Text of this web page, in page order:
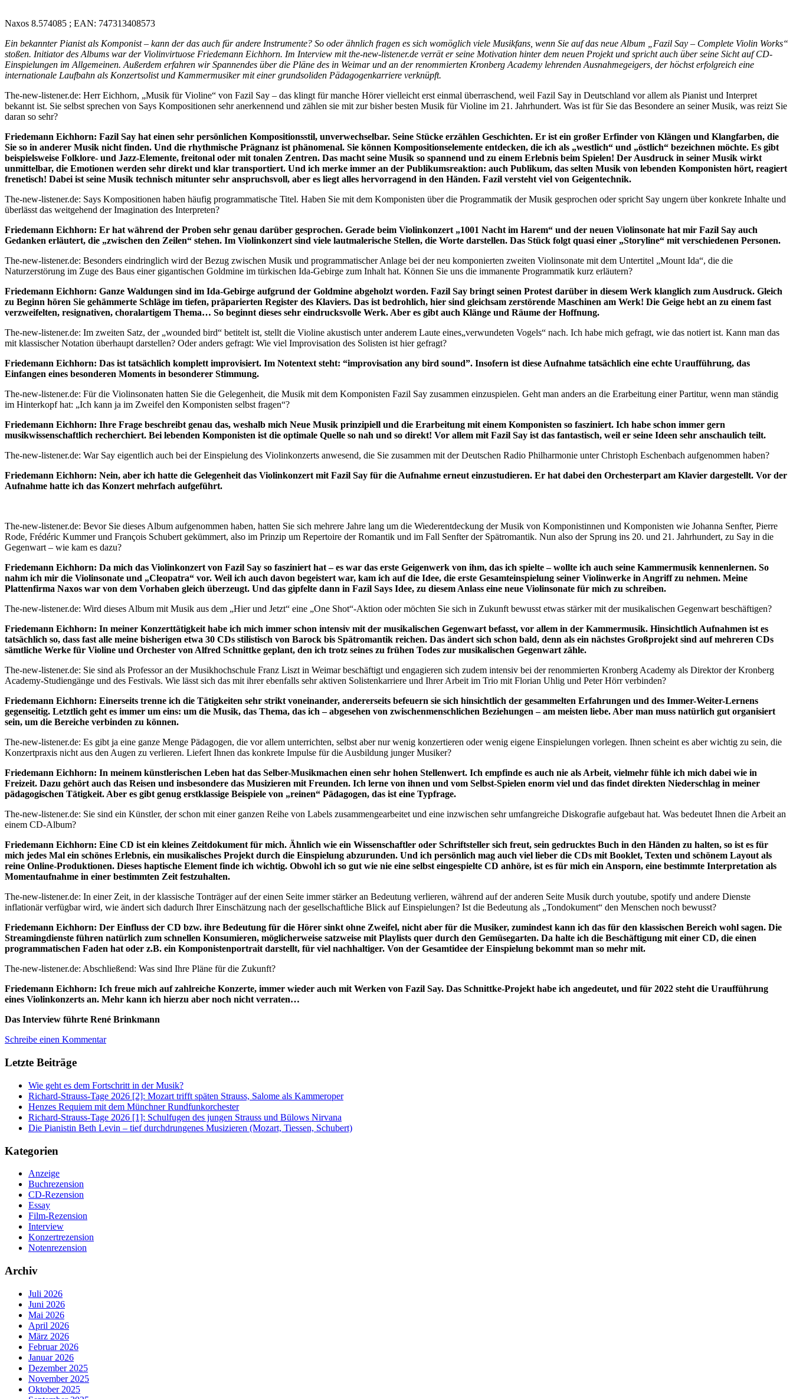
Naxos 8.574085 ; EAN: 747313408573
Ein bekannter Pianist als Komponist – kann der das auch für andere Instrumente? So oder ähnlich fragen es sich womöglich viele Musikfans, wenn Sie auf das neue Album „Fazil Say – Complete Violin Works“
stoßen. Initiator des Albums war der Violinvirtuose Friedemann Eichhorn. Im Interview mit the-new-listener.de verrät er seine Motivation hinter dem neuen Projekt und spricht auch über seine Sicht auf CD-
Einspielungen im Allgemeinen. Außerdem erfahren wir Spannendes über die Pläne des in Weimar und an der renommierten Kronberg Academy lehrenden Ausnahmegeigers, der höchst erfolgreich eine
internationale Laufbahn als Konzertsolist und Kammermusiker mit einer grundsoliden Pädagogenkarriere verknüpft.
The-new-listener.de: Herr Eichhorn, „Musik für Violine“ von Fazil Say – das klingt für manche Hörer vielleicht erst einmal überraschend, weil Fazil Say in Deutschland vor allem als Pianist und Interpret
bekannt ist. Sie selbst sprechen von Says Kompositionen sehr anerkennend und zählen sie mit zur bisher besten Musik für Violine im 21. Jahrhundert. Was ist für Sie das Besondere an seiner Musik, was reizt Sie
daran so sehr?
Friedemann Eichhorn: Fazil Say hat einen sehr persönlichen Kompositionsstil, unverwechselbar. Seine Stücke erzählen Geschichten. Er ist ein großer Erfinder von Klängen und Klangfarben, die
Sie so in anderer Musik nicht finden. Und die rhythmische Prägnanz ist phänomenal. Sie können Kompositionselemente entdecken, die ich als „westlich“ und „östlich“ bezeichnen möchte. Es gibt
beispielsweise Folklore- und Jazz-Elemente, freitonal oder mit tonalen Zentren. Das macht seine Musik so spannend und zu einem Erlebnis beim Spielen! Der Ausdruck in seiner Musik wirkt
unmittelbar, die Emotionen werden sehr direkt und klar transportiert. Und ich merke immer an der Publikumsreaktion: auch Publikum, das selten Musik von lebenden Komponisten hört, reagiert
frenetisch! Dabei ist seine Musik technisch mitunter sehr anspruchsvoll, aber es liegt alles hervorragend in den Händen. Fazil versteht viel von Geigentechnik.
The-new-listener.de: Says Kompositionen haben häufig programmatische Titel. Haben Sie mit dem Komponisten über die Programmatik der Musik gesprochen oder spricht Say ungern über konkrete Inhalte und
überlässt das weitgehend der Imagination des Interpreten?
Friedemann Eichhorn: Er hat während der Proben sehr genau darüber gesprochen. Gerade beim Violinkonzert „1001 Nacht im Harem“ und der neuen Violinsonate hat mir Fazil Say auch
Gedanken erläutert, die „zwischen den Zeilen“ stehen. Im Violinkonzert sind viele lautmalerische Stellen, die Worte darstellen. Das Stück folgt quasi einer „Storyline“ mit verschiedenen Personen.
The-new-listener.de: Besonders eindringlich wird der Bezug zwischen Musik und programmatischer Anlage bei der neu komponierten zweiten Violinsonate mit dem Untertitel „Mount Ida“, die die
Naturzerstörung im Zuge des Baus einer gigantischen Goldmine im türkischen Ida-Gebirge zum Inhalt hat. Können Sie uns die immanente Programmatik kurz erläutern?
Friedemann Eichhorn: Ganze Waldungen sind im Ida-Gebirge aufgrund der Goldmine abgeholzt worden. Fazil Say bringt seinen Protest darüber in diesem Werk klanglich zum Ausdruck. Gleich
zu Beginn hören Sie gehämmerte Schläge im tiefen, präparierten Register des Klaviers. Das ist bedrohlich, hier sind gleichsam zerstörende Maschinen am Werk! Die Geige hebt an zu einem fast
verzweifelten, resignativen, choralartigem Thema… So beginnt dieses sehr eindrucksvolle Werk. Aber es gibt auch Klänge und Räume der Hoffnung.
The-new-listener.de: Im zweiten Satz, der „wounded bird“ betitelt ist, stellt die Violine akustisch unter anderem Laute eines„verwundeten Vogels“ nach. Ich habe mich gefragt, wie das notiert ist. Kann man das
mit klassischer Notation überhaupt darstellen? Oder anders gefragt: Wie viel Improvisation des Solisten ist hier gefragt?
Friedemann Eichhorn: Das ist tatsächlich komplett improvisiert. Im Notentext steht: “improvisation any bird sound”. Insofern ist diese Aufnahme tatsächlich eine echte Uraufführung, das
Einfangen eines besonderen Moments in besonderer Stimmung.
The-new-listener.de: Für die Violinsonaten hatten Sie die Gelegenheit, die Musik mit dem Komponisten Fazil Say zusammen einzuspielen. Geht man anders an die Erarbeitung einer Partitur, wenn man ständig
im Hinterkopf hat: „Ich kann ja im Zweifel den Komponisten selbst fragen“?
Friedemann Eichhorn: Ihre Frage beschreibt genau das, weshalb mich Neue Musik prinzipiell und die Erarbeitung mit einem Komponisten so fasziniert. Ich habe schon immer gern
musikwissenschaftlich recherchiert. Bei lebenden Komponisten ist die optimale Quelle so nah und so direkt! Vor allem mit Fazil Say ist das fantastisch, weil er seine Ideen sehr anschaulich teilt.
The-new-listener.de: War Say eigentlich auch bei der Einspielung des Violinkonzerts anwesend, die Sie zusammen mit der Deutschen Radio Philharmonie unter Christoph Eschenbach aufgenommen haben?
Friedemann Eichhorn: Nein, aber ich hatte die Gelegenheit das Violinkonzert mit Fazil Say für die Aufnahme erneut einzustudieren. Er hat dabei den Orchesterpart am Klavier dargestellt. Vor der
Aufnahme hatte ich das Konzert mehrfach aufgeführt.
The-new-listener.de: Bevor Sie dieses Album aufgenommen haben, hatten Sie sich mehrere Jahre lang um die Wiederentdeckung der Musik von Komponistinnen und Komponisten wie Johanna Senfter, Pierre
Rode, Frédéric Kummer und François Schubert gekümmert, also im Prinzip um Repertoire der Romantik und im Fall Senfter der Spätromantik. Nun also der Sprung ins 20. und 21. Jahrhundert, zu Say in die
Gegenwart – wie kam es dazu?
Friedemann Eichhorn: Da mich das Violinkonzert von Fazil Say so fasziniert hat – es war das erste Geigenwerk von ihm, das ich spielte – wollte ich auch seine Kammermusik kennenlernen. So
nahm ich mir die Violinsonate und „Cleopatra“ vor. Weil ich auch davon begeistert war, kam ich auf die Idee, die erste Gesamteinspielung seiner Violinwerke in Angriff zu nehmen. Meine
Plattenfirma Naxos war von dem Vorhaben gleich überzeugt. Und das gipfelte dann in Fazil Says Idee, zu diesem Anlass eine neue Violinsonate für mich zu schreiben.
The-new-listener.de: Wird dieses Album mit Musik aus dem „Hier und Jetzt“ eine „One Shot“-Aktion oder möchten Sie sich in Zukunft bewusst etwas stärker mit der musikalischen Gegenwart beschäftigen?
Friedemann Eichhorn: In meiner Konzerttätigkeit habe ich mich immer schon intensiv mit der musikalischen Gegenwart befasst, vor allem in der Kammermusik. Hinsichtlich Aufnahmen ist es
tatsächlich so, dass fast alle meine bisherigen etwa 30 CDs stilistisch von Barock bis Spätromantik reichen. Das ändert sich schon bald, denn als ein nächstes Großprojekt sind auf mehreren CDs
sämtliche Werke für Violine und Orchester von Alfred Schnittke geplant, den ich trotz seines zu frühen Todes zur musikalischen Gegenwart zähle.
The-new-listener.de: Sie sind als Professor an der Musikhochschule Franz Liszt in Weimar beschäftigt und engagieren sich zudem intensiv bei der renommierten Kronberg Academy als Direktor der Kronberg
Academy-Studiengänge und des Festivals. Wie lässt sich das mit ihrer ebenfalls sehr aktiven Solistenkarriere und Ihrer Arbeit im Trio mit Florian Uhlig und Peter Hörr verbinden?
Friedemann Eichhorn: Einerseits trenne ich die Tätigkeiten sehr strikt voneinander, andererseits befeuern sie sich hinsichtlich der gesammelten Erfahrungen und des Immer-Weiter-Lernens
gegenseitig. Letztlich geht es immer um eins: um die Musik, das Thema, das ich – abgesehen von zwischenmenschlichen Beziehungen – am meisten liebe. Aber man muss natürlich gut organisiert
sein, um die Bereiche verbinden zu können.
The-new-listener.de: Es gibt ja eine ganze Menge Pädagogen, die vor allem unterrichten, selbst aber nur wenig konzertieren oder wenig eigene Einspielungen vorlegen. Ihnen scheint es aber wichtig zu sein, die
Konzertpraxis nicht aus den Augen zu verlieren. Liefert Ihnen das konkrete Impulse für die Ausbildung junger Musiker?
Friedemann Eichhorn: In meinem künstlerischen Leben hat das Selber-Musikmachen einen sehr hohen Stellenwert. Ich empfinde es auch nie als Arbeit, vielmehr fühle ich mich dabei wie in
Freizeit. Dazu gehört auch das Reisen und insbesondere das Musizieren mit Freunden. Ich lerne von ihnen und vom Selbst-Spielen enorm viel und das findet direkten Niederschlag in meiner
pädagogischen Tätigkeit. Aber es gibt genug erstklassige Beispiele von „reinen“ Pädagogen, das ist eine Typfrage.
The-new-listener.de: Sie sind ein Künstler, der schon mit einer ganzen Reihe von Labels zusammengearbeitet und eine inzwischen sehr umfangreiche Diskografie aufgebaut hat. Was bedeutet Ihnen die Arbeit an
einem CD-Album?
Friedemann Eichhorn: Eine CD ist ein kleines Zeitdokument für mich. Ähnlich wie ein Wissenschaftler oder Schriftsteller sich freut, sein gedrucktes Buch in den Händen zu halten, so ist es für
mich jedes Mal ein schönes Erlebnis, ein musikalisches Projekt durch die Einspielung abzurunden. Und ich persönlich mag auch viel lieber die CDs mit Booklet, Texten und schönem Layout als
reine Online-Produktionen. Dieses haptische Element finde ich wichtig. Obwohl ich so gut wie nie eine selbst eingespielte CD anhöre, ist es für mich ein Ansporn, eine bestimmte Interpretation als
Momentaufnahme in einer bestimmten Zeit festzuhalten.
The-new-listener.de: In einer Zeit, in der klassische Tonträger auf der einen Seite immer stärker an Bedeutung verlieren, während auf der anderen Seite Musik durch youtube, spotify und andere Dienste
inflationär verfügbar wird, wie ändert sich dadurch Ihrer Einschätzung nach der gesellschaftliche Blick auf Einspielungen? Ist die Bedeutung als „Tondokument“ den Menschen noch bewusst?
Friedemann Eichhorn: Der Einfluss der CD bzw. ihre Bedeutung für die Hörer sinkt ohne Zweifel, nicht aber für die Musiker, zumindest kann ich das für den klassischen Bereich wohl sagen. Die
Streamingdienste führen natürlich zum schnellen Konsumieren, möglicherweise satzweise mit Playlists quer durch den Gemüsegarten. Da halte ich die Beschäftigung mit einer CD, die einen
programmatischen Faden hat oder z.B. ein Komponistenportrait darstellt, für viel nachhaltiger. Von der Gesamtidee der Einspielung bekommt man so mehr mit.
The-new-listener.de: Abschließend: Was sind Ihre Pläne für die Zukunft?
Friedemann Eichhorn: Ich freue mich auf zahlreiche Konzerte, immer wieder auch mit Werken von Fazil Say. Das Schnittke-Projekt habe ich angedeutet, und für 2022 steht die Uraufführung
eines Violinkonzerts an. Mehr kann ich hierzu aber noch nicht verraten…
Das Interview führte René Brinkmann
Schreibe einen Kommentar
Letzte Beiträge
Wie geht es dem Fortschritt in der Musik?
Richard-Strauss-Tage 2026 [2]: Mozart trifft späten Strauss, Salome als Kammeroper
Henzes Requiem mit dem Münchner Rundfunkorchester
Richard-Strauss-Tage 2026 [1]: Schulfugen des jungen Strauss und Bülows Nirvana
Die Pianistin Beth Levin – tief durchdrungenes Musizieren (Mozart, Tiessen, Schubert)
Kategorien
Anzeige
Buchrezension
CD-Rezension
Essay
Film-Rezension
Interview
Konzertrezension
Notenrezension
Archiv
Juli 2026
Juni 2026
Mai 2026
April 2026
März 2026
Februar 2026
Januar 2026
Dezember 2025
November 2025
Oktober 2025